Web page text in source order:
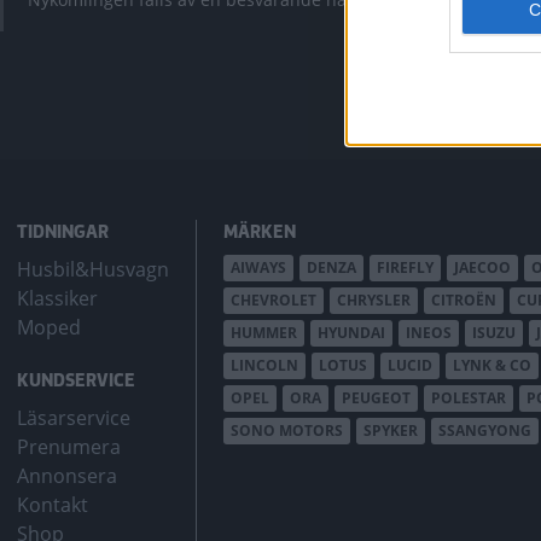
bZ4X
TIDNINGAR
Husbil&Husvagn
Klassiker
Moped
KUNDSERVICE
Läsarservice
Prenumera
Annonsera
Kontakt
Shop
MÄRKEN
AIWAYS DENZA FIREFLY JAECOO
CHEVROLET
CHRYSLER CITROËN
HUMMER
HYUNDAI INEOS ISUZU
LINCOLN
LOTUS LUCID LYNK & CO
OPEL
ORA PEUGEOT POLESTAR
SONO MOTORS
SPYKER SSANGYONG